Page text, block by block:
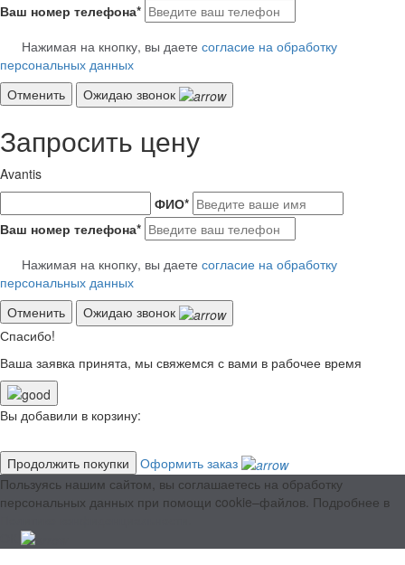
Ваш номер телефона*
Нажимая на кнопку, вы даете согласие на обработку
персональных данных
Отменить
Ожидаю звонок
Запросить цену
Avantis
ФИО*
Ваш номер телефона*
Нажимая на кнопку, вы даете согласие на обработку
персональных данных
Отменить
Ожидаю звонок
Спасибо!
Ваша заявка принята, мы свяжемся с вами в рабочее время
Вы добавили в корзину:
Продолжить покупки
Оформить заказ
Пользуясь нашим сайтом, вы соглашаетесь на обработку
персональных данных при помощи cookie–файлов. Подробнее в